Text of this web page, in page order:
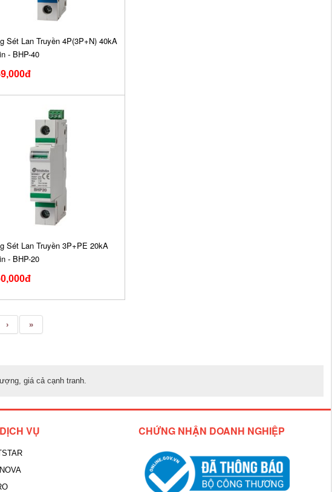
Sét Lan Truyền 4P(3P+N) 40kA
- BHP-40
Sét Lan Truyền 3P+PE 20kA
- BHP-20
› »
giá cả cạnh tranh.
VỤ CHỨNG NHẬN DOANH NGHIỆP